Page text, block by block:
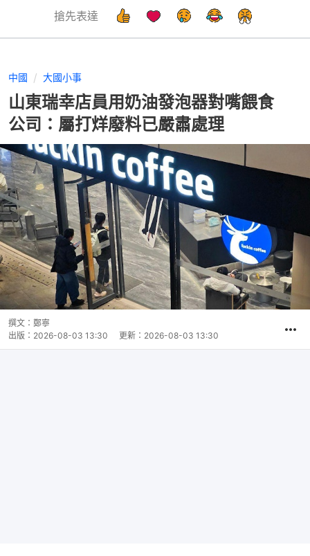
搶先表達
中國 大國小事
山東瑞幸店員用奶油發泡器對嘴餵食
公司：屬打烊廢料已嚴肅處理
撰文： 鄭寧
出版： 2026-08-03 13:30 更新： 2026-08-03 13:30